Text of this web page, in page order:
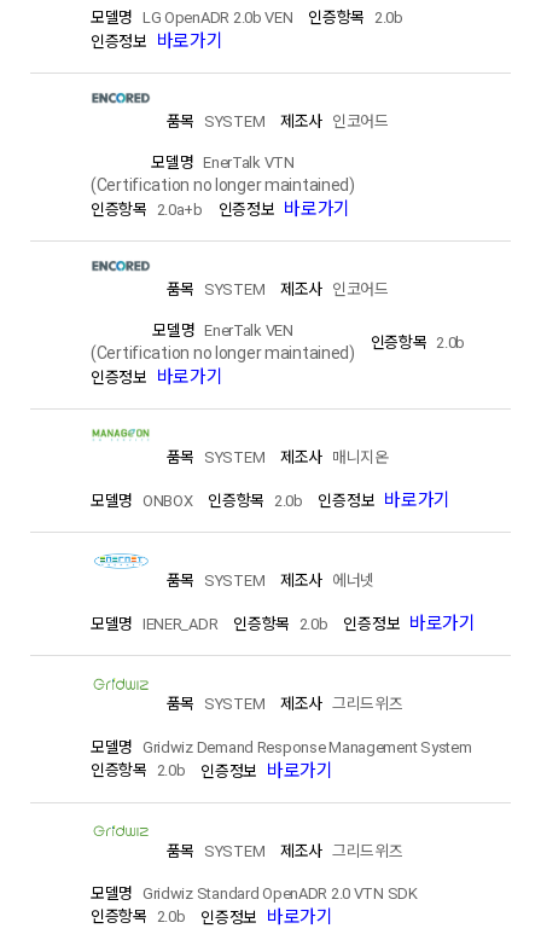
LG OpenADR 2.0b VEN 2.0b
바로가기
SYSTEM 인코어드
EnerTalk VTN
(Certification no longer maintained)
2.0a+b 바로가기
SYSTEM 인코어드
EnerTalk VEN
(Certification no longer maintained)
2.0b
바로가기
SYSTEM 매니지온
ONBOX 2.0b 바로가기
SYSTEM 에너넷
IENER_ADR 2.0b 바로가기
SYSTEM 그리드위즈
Gridwiz Demand Response Management System
2.0b
바로가기
SYSTEM 그리드위즈
Gridwiz Standard OpenADR 2.0 VTN SDK
2.0b
바로가기